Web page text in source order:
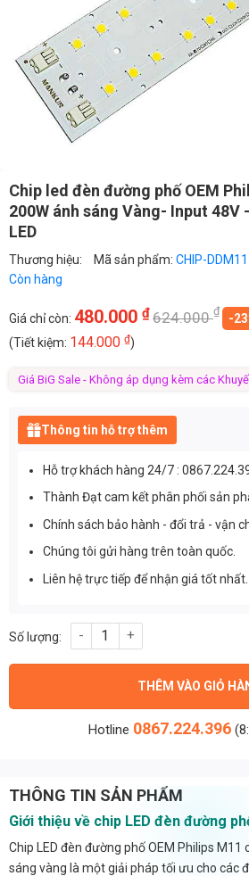
Chip led đèn đường phố OEM
200W ánh sáng Vàng- Input 48V
LED
Thương hiệu: Mã sản phẩm: CHIP-
Còn hàng
Giá chỉ còn: 480.000 ₫624.000₫
-
(Tiết kiệm: 144.000 ₫)
Giá BiG Sale - Không áp dụng kèm các
Thông tin hỗ trợ thêm
Hỗ trợ khách hàng 24/7 :
Thành Đạt cam kết phân phối sản
Chính sách bảo hành - đổi trả - vận
Chúng tôi gửi hàng trên toàn quốc.
Liên hệ trực tiếp để nhận giá tốt nhất.
Chip led đèn đường phố OEM Philips
THÊM VÀO GIỎ
Hotline 0867.224.396
THÔNG TIN SẢN PHẨM
Giới thiệu về chip LED đèn đường
Chip LED đèn đường phố OEM Philips M11
sáng vàng là một giải pháp tối ưu cho các